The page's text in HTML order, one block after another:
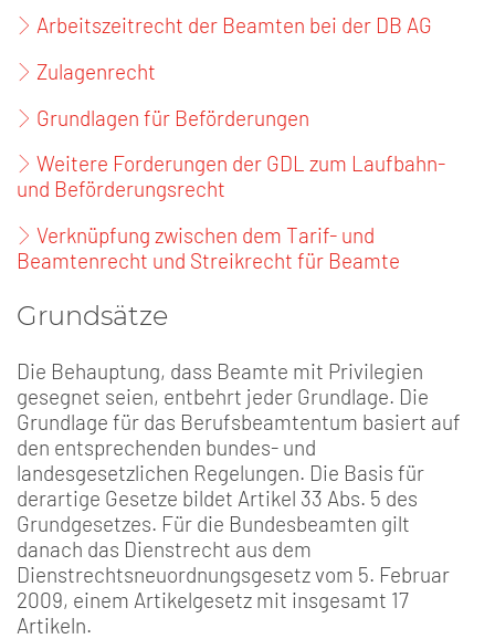
Arbeitszeitrecht der Beamten bei der DB AG
Zulagenrecht
Grundlagen für Beförderungen
Weitere Forderungen der GDL zum Laufbahn-
und Beförderungsrecht
Verknüpfung zwischen dem Tarif- und
Beamtenrecht und Streikrecht für Beamte
Grundsätze
Die Behauptung, dass Beamte mit Privilegien
gesegnet seien, entbehrt jeder Grundlage. Die
Grundlage für das Berufsbeamtentum basiert auf
den entsprechenden bundes- und
landesgesetzlichen Regelungen. Die Basis für
derartige Gesetze bildet Artikel 33 Abs. 5 des
Grundgesetzes. Für die Bundesbeamten gilt
danach das Dienstrecht aus dem
Dienstrechtsneuordnungsgesetz vom 5. Februar
2009, einem Artikelgesetz mit insgesamt 17
Artikeln.